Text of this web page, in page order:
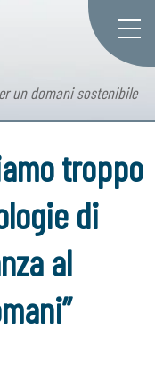
un domani sostenibile
troppo
di
al